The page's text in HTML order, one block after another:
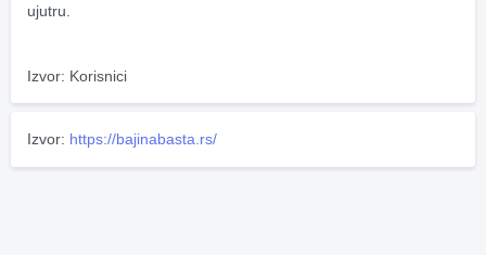
ujutru.
Izvor: Korisnici
Izvor: https://bajinabasta.rs/